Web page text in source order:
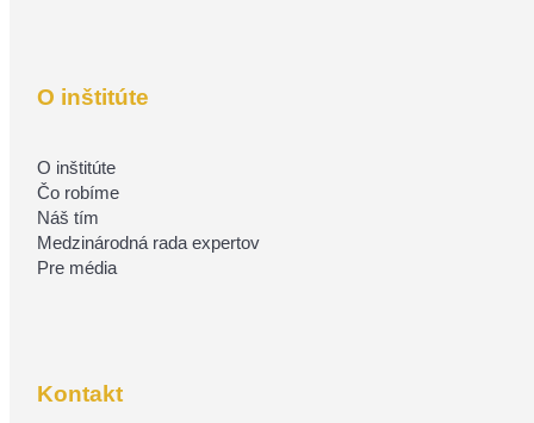
O inštitúte
O inštitúte
Čo robíme
Náš tím
Medzinárodná rada expertov
Pre média
Kontakt